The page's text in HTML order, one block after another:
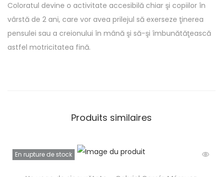
Coloratul devine o activitate accesibilă chiar şi copiilor în
vârstă de 2 ani, care vor avea prilejul să exerseze ţinerea
pensulei sau a creionului în mână şi să-şi îmbunătăţească
astfel motricitatea fină.
Produits similaires
En rupture de stock